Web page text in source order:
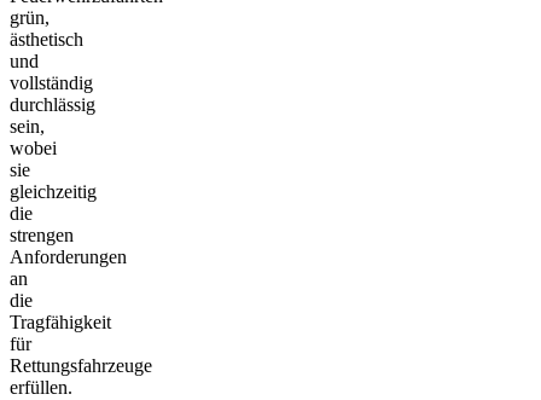
grün,
ästhetisch
und
vollständig
durchlässig
sein,
wobei
sie
gleichzeitig
die
strengen
Anforderungen
an
die
Tragfähigkeit
für
Rettungsfahrzeuge
erfüllen.